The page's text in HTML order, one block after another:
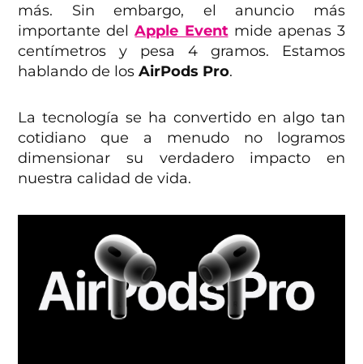
más. Sin embargo, el anuncio más
importante delApple Eventmide apenas 3
centímetros y pesa 4 gramos. Estamos
hablando de losAirPods Pro.
La tecnología se ha convertido en algo tan
cotidiano que a menudo no logramos
dimensionar su verdadero impacto en
nuestra calidad de vida.